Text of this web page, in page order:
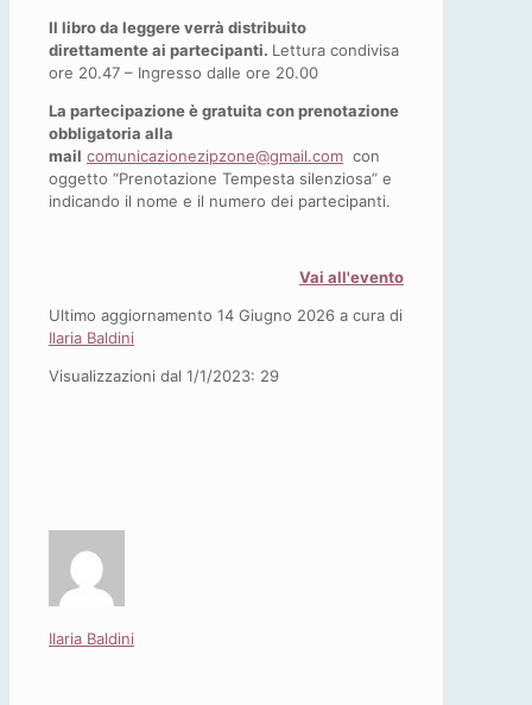
Il libro da leggere verrà distribuito
direttamente ai partecipanti. Lettura condivisa
ore 20.47 – Ingresso dalle ore 20.00
La partecipazione è gratuita con prenotazione
obbligatoria alla
mail comunicazionezipzone@gmail.com con
oggetto “Prenotazione Tempesta silenziosa” e
indicando il nome e il numero dei partecipanti.
Vai all'evento
Ultimo aggiornamento 14 Giugno 2026 a cura di
Ilaria Baldini
Visualizzazioni dal 1/1/2023: 29
Ilaria Baldini